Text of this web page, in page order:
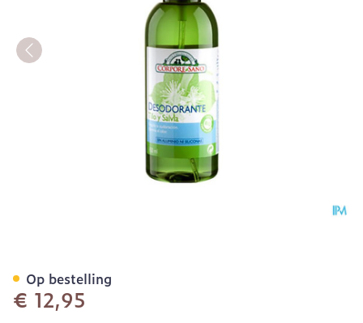
€ 12,95
Op bestelling